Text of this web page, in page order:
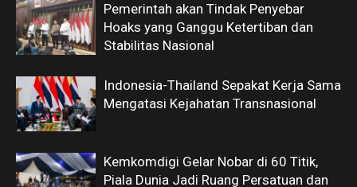
Pemerintah akan Tindak Penyebar
Hoaks yang Ganggu Ketertiban dan
Stabilitas Nasional
Indonesia-Thailand Sepakat Kerja Sama
Mengatasi Kejahatan Transnasional
Kemkomdigi Gelar Nobar di 60 Titik,
Piala Dunia Jadi Ruang Persatuan dan